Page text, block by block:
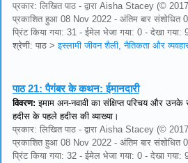
प्रकार: लिखित पाठ - द्वारा Aisha Stacey (©
प्रकाशित हुआ 08 Nov 2022 - अंतिम बार संशोधित
प्रिंट किया गया: 31 - ईमेल भेजा गया: 0 - देखा
श्रेणी: पाठ >इस्लामी जीवन शैली, नैतिकता और
पाठ 21:पैगंबर के कथन: ईमानदारी
विवरण: इमाम अन-नवावी का संक्षिप्त परिचय और उनके
हदीस के पहले हदीस की व्याख्या।
प्रकार: लिखित पाठ - द्वारा Aisha Stacey (©
प्रकाशित हुआ 08 Nov 2022 - अंतिम बार संशोधित
प्रिंट किया गया: 32 - ईमेल भेजा गया: 0 - देखा